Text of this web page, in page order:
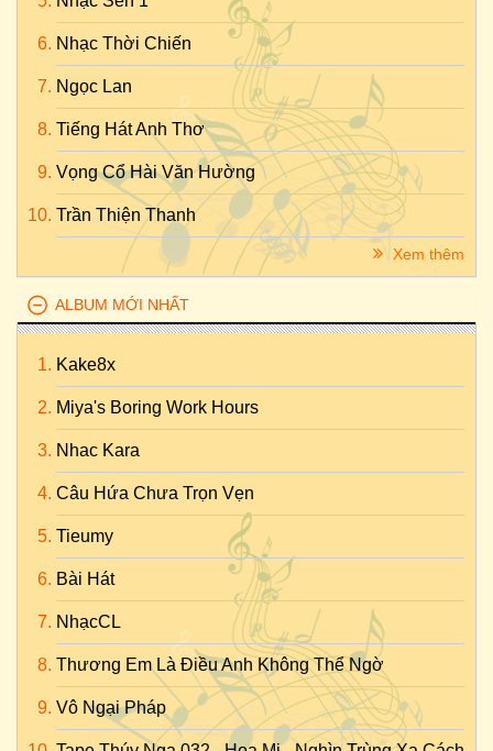
Nhạc Thời Chiến
Ngọc Lan
Tiếng Hát Anh Thơ
Vọng Cổ Hài Văn Hường
Trần Thiện Thanh
Xem thêm
ALBUM MỚI NHẤT
Kake8x
Miya's Boring Work Hours
Nhac Kara
Câu Hứa Chưa Trọn Vẹn
Tieumy
Bài Hát
NhạcCL
Thương Em Là Điều Anh Không Thể Ngờ
Vô Ngại Pháp